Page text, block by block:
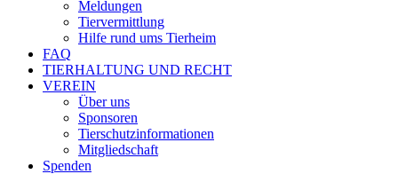
Meldungen
Tiervermittlung
Hilfe rund ums Tierheim
FAQ
TIERHALTUNG UND RECHT
VEREIN
Über uns
Sponsoren
Tierschutzinformationen
Mitgliedschaft
Spenden